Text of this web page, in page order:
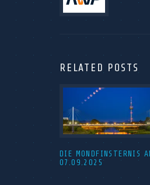
RELATED POSTS
DIE MONDFINSTERNIS
07.09.2025